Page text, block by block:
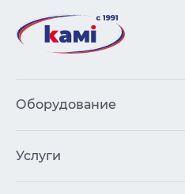
Оборудование
Услуги